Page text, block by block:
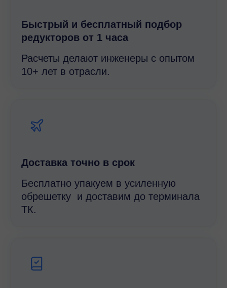
Быстрый и беcплатный подбор
редукторов от 1 часа
Расчеты делают инженеры с опытом
10+ лет в отрасли.
Доставка точно в срок
Бесплатно упакуем в усиленную
обрешетку и доставим до терминала
ТК.